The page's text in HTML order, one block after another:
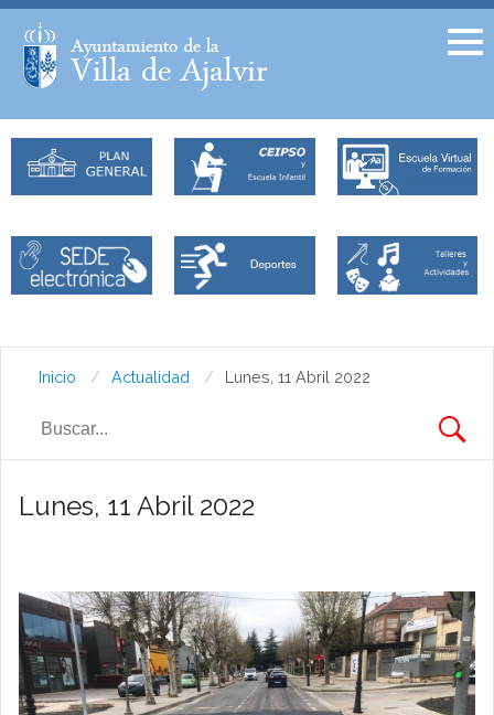
Facebook
Inicio Actualidad Lunes, 11 Abril 2022
Lunes, 11 Abril 2022